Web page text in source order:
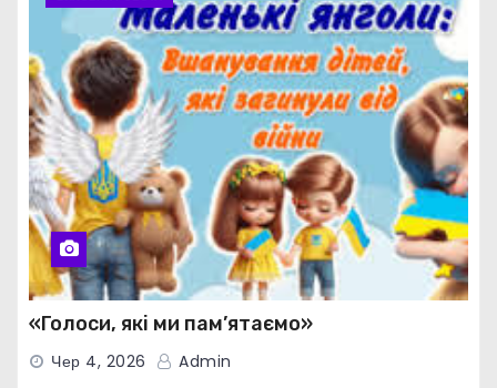
«Голоси, які ми пам’ятаємо»
Чер 4, 2026 Admin